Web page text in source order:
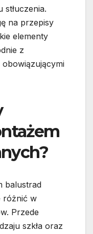
na przepisy
elementy
z
balustrad
różnić w
Przede
szkła oraz